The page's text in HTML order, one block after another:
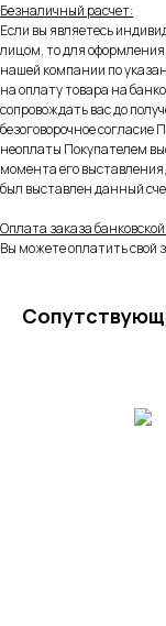
Безналичный расчет:
Если вы являетесь
лицом, то для
нашей компании по
на оплату товара на
сопровождать вас до
безоговорочное согласие
неоплаты Покупателем
момента его
был выставлен данный
Оплата заказа
Вы можете оплатить свой